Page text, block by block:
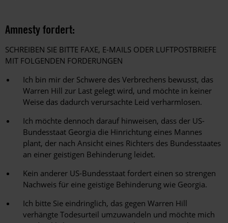
Amnesty fordert:
SCHREIBEN SIE BITTE FAXE, E-MAILS ODER LUFTPOSTBRIEFE
MIT FOLGENDEN FORDERUNGEN
Ich bin mir der Schwere des Verbrechens bewusst, das
Warren Hill zur Last gelegt wird, und möchte in keiner
Weise das dadurch verursachte Leid verharmlosen.
Ich möchte dennoch darauf hinweisen, dass der US-
Bundesstaat Georgia die Hinrichtung eines Mannes
plant, der nach Ansicht eines Richters des Bundesstaates
an einer geistigen Behinderung leidet.
Kein anderer US-Bundesstaat fordert einen so strengen
Nachweis für eine geistige Behinderung wie Georgia.
Ich bitte Sie eindringlich, das gegen Warren Hill
verhängte Todesurteil umzuwandeln und möchte mich